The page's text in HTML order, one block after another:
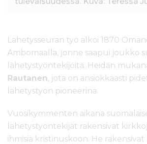
Lähetysseuran työ alkoi 1870
Ambomaalla, jonne saapui joukko
lähetystyöntekijöitä. Heidän
Rautanen, jota on ansiokkaasti
lähetystyön pioneerina.
Vuosikymmenten aikana
lähetystyöntekijät rakensivat
ihmisiä kristinuskoon. He rakensivat